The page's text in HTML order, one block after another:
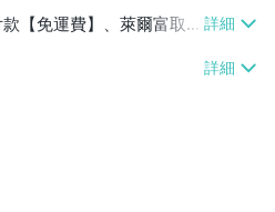
款【免運費】、萊爾富取